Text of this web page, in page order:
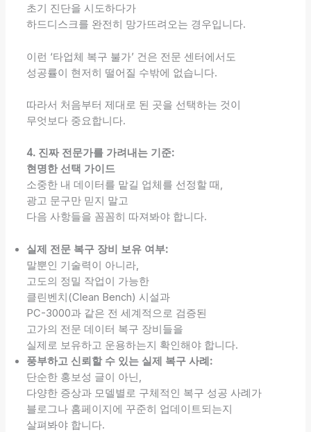
초기 진단을 시도하다가
하드디스크를 완전히 망가뜨려오는 경우입니다.
이런 ‘타업체 복구 불가’ 건은 전문 센터에서도
성공률이 현저히 떨어질 수밖에 없습니다.
따라서 처음부터 제대로 된 곳을 선택하는 것이
무엇보다 중요합니다.
4. 진짜 전문가를 가려내는 기준:
현명한 선택 가이드
소중한 내 데이터를 맡길 업체를 선정할 때,
광고 문구만 믿지 말고
다음 사항들을 꼼꼼히 따져봐야 합니다.
실제 전문 복구 장비 보유 여부:
말뿐인 기술력이 아니라,
고도의 정밀 작업이 가능한
클린벤치(Clean Bench) 시설과
PC-3000과 같은 전 세계적으로 검증된
고가의 전문 데이터 복구 장비들을
실제로 보유하고 운용하는지 확인해야 합니다.
풍부하고 신뢰할 수 있는 실제 복구 사례:
단순한 홍보성 글이 아닌,
다양한 증상과 모델별로 구체적인 복구 성공 사례가
블로그나 홈페이지에 꾸준히 업데이트되는지
살펴봐야 합니다.